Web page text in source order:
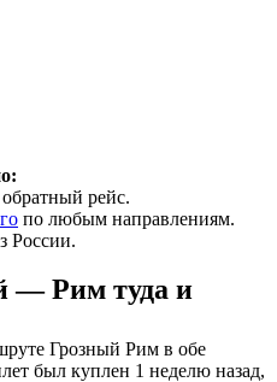
рейс.
по любым направлениям.
России.
— Рим туда и
Грозный Рим в обе
был куплен 1 неделю назад,